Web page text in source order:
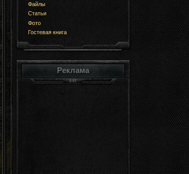
Файлы
Статьи
Фото
Гостевая книга
Реклама